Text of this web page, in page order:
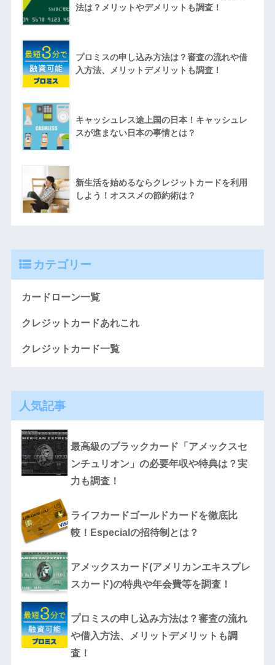
法は？メリットやデメリットも調査！
プロミスの申し込み方法は？審査の流れや借
入方法、メリットデメリットも調査！
キャッシュレス途上国の日本！キャッシュレ
スが進まない日本の事情とは？
新生活を始めるならクレジットカードを利用
しよう！オススメの節約術は？
カテゴリー
カードローン一覧
クレジットカードあれこれ
クレジットカード一覧
人気記事
最高級のブラックカード「アメックスセ
ンチュリオン」の必要年収や特典は？実
力も調査！
ライフカードゴールドカードを徹底比
較！Especialの招待制とは？
アメックスカード(アメリカンエキスプレ
スカード)の特典や年会費等を調査！
プロミスの申し込み方法は？審査の流れ
や借入方法、メリットデメリットも調
査！